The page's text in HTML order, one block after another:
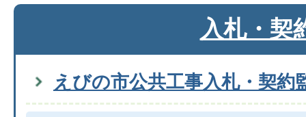
入札・契
えびの市公共工事入札・契約